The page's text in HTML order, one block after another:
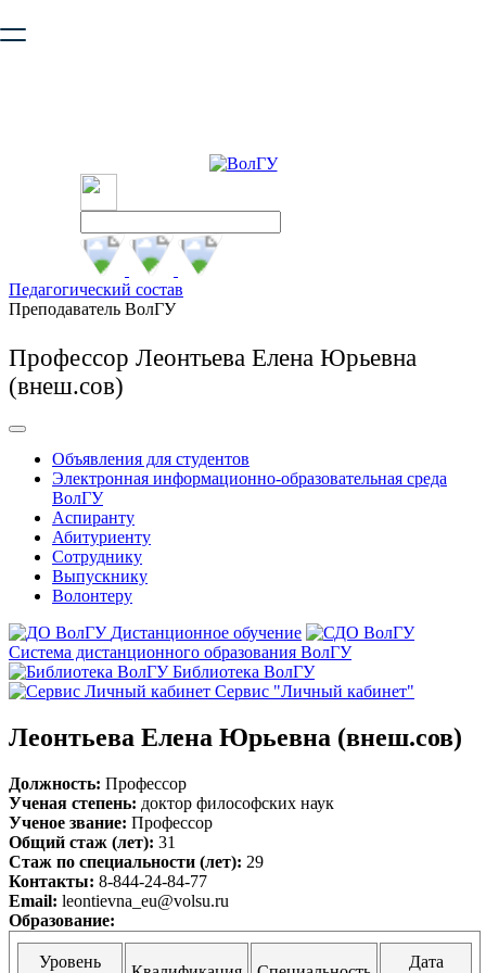
безопасную работу с сайтом. Пожалуйста
Педагогический состав
Преподаватель ВолГУ
Профессор Леонтьева Елена Юрьевна
(внеш.сов)
Объявления для студентов
Электронная информационно-образовательная среда
ВолГУ
Аспиранту
Абитуриенту
Сотруднику
Выпускнику
Волонтеру
Дистанционное обучение
Система дистанционного образования ВолГУ
Библиотека ВолГУ
Сервис "Личный кабинет"
Леонтьева Елена Юрьевна (внеш.сов)
Должность: Профессор
Ученая степень: доктор философских наук
Ученое звание: Профессор
Общий стаж (лет): 31
Стаж по специальности (лет): 29
Контакты: 8-844-24-84-77
Email: leontievna_eu@volsu.ru
Образование:
Уровень
Дата